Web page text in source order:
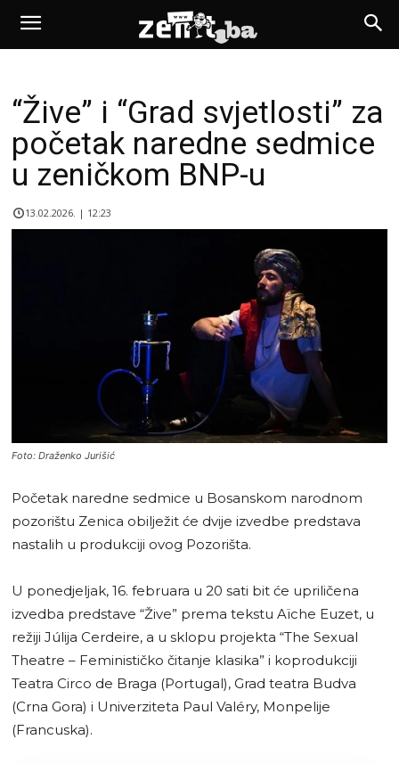
“Žive” i “Grad svjetlosti” za
početak naredne sedmice
u zeničkom BNP-u
13.02.2026. | 12:23
Foto: Draženko Jurišić
Početak naredne sedmice u Bosanskom narodnom
pozorištu Zenica obilježit će dvije izvedbe predstava
nastalih u produkciji ovog Pozorišta.
U ponedjeljak, 16. februara u 20 sati bit će upriličena
izvedba predstave “Žive” prema tekstu Aïche Euzet, u
režiji Júlija Cerdeire, a u sklopu projekta “The Sexual
Theatre – Feminističko čitanje klasika” i koprodukciji
Teatra Circo de Braga (Portugal), Grad teatra Budva
(Crna Gora) i Univerziteta Paul Valéry, Monpelije
(Francuska).